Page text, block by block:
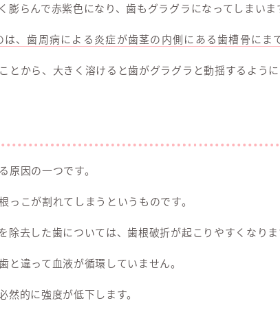
膨らんで赤紫色になり、歯もグラグラになってしまいま
、歯周病による炎症が歯茎の内側にある歯槽骨にま
とから、大きく溶けると歯がグラグラと動揺するように
原因の一つです。
こが割れてしまうというものです。
除去した歯については、歯根破折が起こりやすくなりま
違って血液が循環していません。
的に強度が低下します。